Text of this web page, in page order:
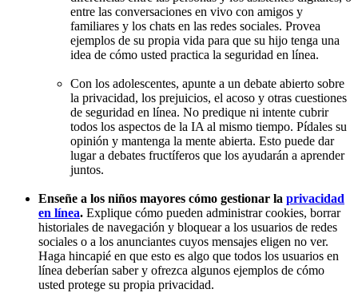
entre las conversaciones en vivo con amigos y
familiares y los chats en las redes sociales. Provea
ejemplos de su propia vida para que su hijo tenga una
idea de cómo usted practica la seguridad en línea.
Con los adolescentes, apunte a un debate abierto sobre
la privacidad, los prejuicios, el acoso y otras cuestiones
de seguridad en línea. No predique ni intente cubrir
todos los aspectos de la IA al mismo tiempo. Pídales su
opinión y mantenga la mente abierta. Esto puede dar
lugar a debates fructíferos que los ayudarán a aprender
juntos.
Enseñe a los niños mayores cómo gestionar la privacidad
en línea. Explique cómo pueden administrar cookies, borrar
historiales de navegación y bloquear a los usuarios de redes
sociales o a los anunciantes cuyos mensajes eligen no ver.
Haga hincapié en que esto es algo que todos los usuarios en
línea deberían saber y ofrezca algunos ejemplos de cómo
usted protege su propia privacidad.